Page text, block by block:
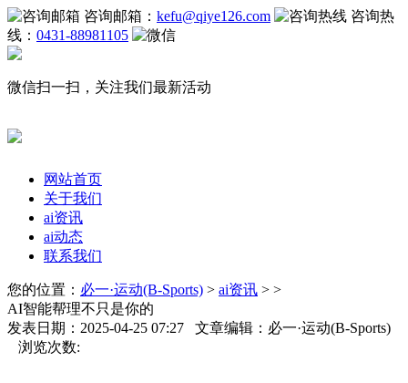
咨询邮箱： kefu@qiye126.com
咨询热
线： 0431-88981105
微信扫一扫，关注我们最新活动
网站首页
关于我们
ai资讯
ai动态
联系我们
您的位置： 必一·运动(B-Sports) > ai资讯 > >
AI智能帮理不只是你的
发表日期：2025-04-25 07:27 文章编辑：必一·运动(B-Sports)
浏览次数: